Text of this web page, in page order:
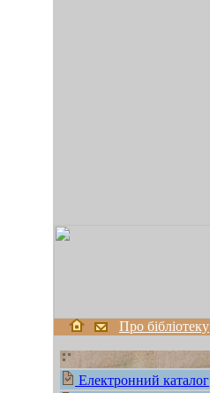
Про бібліотеку
Електронний каталог